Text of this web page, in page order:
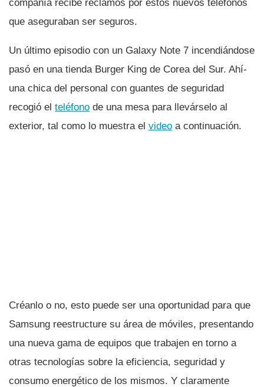
compañí­a recibe reclamos por estos nuevos teléfonos
que aseguraban ser seguros.
Un último episodio con un Galaxy Note 7 incendiándose
pasó en una tienda Burger King de Corea del Sur. Ahí­
una chica del personal con guantes de seguridad
recogió el teléfono de una mesa para llevárselo al
exterior, tal como lo muestra el video a continuación.
Créanlo o no, esto puede ser una oportunidad para que
Samsung reestructure su área de móviles, presentando
una nueva gama de equipos que trabajen en torno a
otras tecnologí­as sobre la eficiencia, seguridad y
consumo energético de los mismos. Y claramente